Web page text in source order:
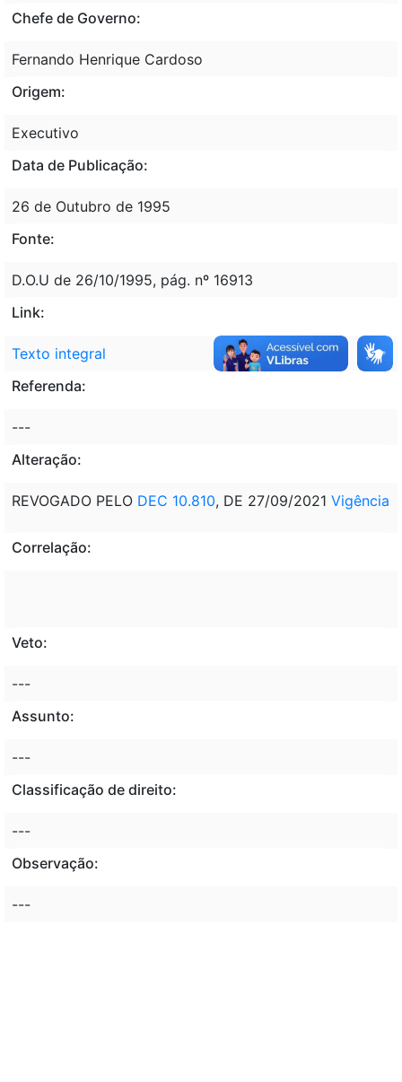
Chefe de Governo:
Fernando Henrique Cardoso
Origem:
Executivo
Data de Publicação:
26 de Outubro de 1995
Fonte:
D.O.U de 26/10/1995, pág. nº 16913
Link:
Texto integral
Referenda:
---
Alteração:
REVOGADO PELO DEC 10.810, DE 27/09/2021 Vigência
Correlação:
Veto:
---
Assunto:
---
Classificação de direito:
---
Observação:
---